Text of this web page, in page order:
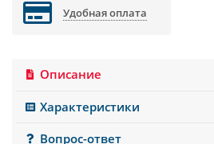
Удобная оплата
Описание
Характеристики
Вопрос-ответ